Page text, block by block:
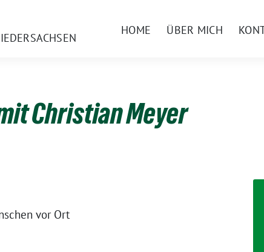
HOME ÜBER MICH
Christian Meyer
vor Ort